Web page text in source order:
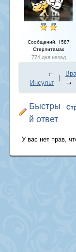
Сообщений: 1587
Стерлитамак
774 дня назад
←
Инсульт
|
→
Быстры
й ответ
У вас нет прав,